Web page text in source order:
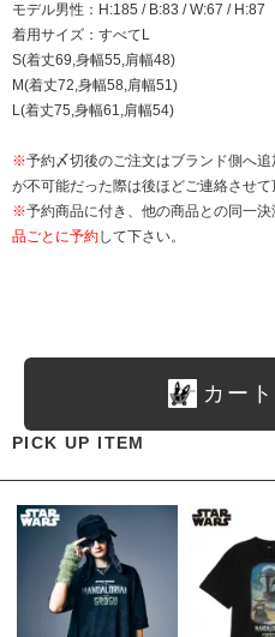
モデル男性：H:185 / B:83 / W:67 / H:87
着用サイズ：すべてL
S(着丈69,身幅55,肩幅48)
M(着丈72,身幅58,肩幅51)
L(着丈75,身幅61,肩幅54)
※予約〆切後のご注文はブランド側へ
が不可能だった際は後ほどご連絡させて
※予約商品に付き、他の商品との同一
品ごとに予約して下さい。
カー
PICK UP ITEM